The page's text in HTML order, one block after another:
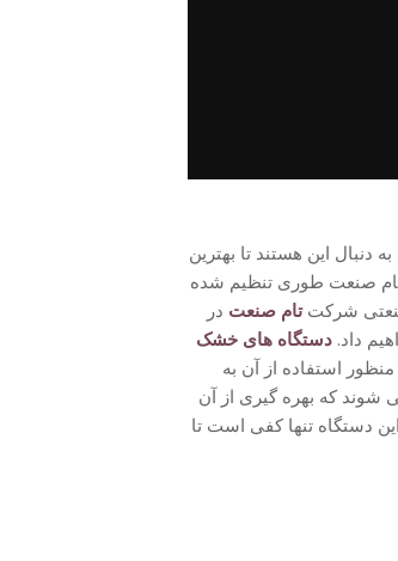
دنبال این هستند تا بهترین
تام صنعت طوری تنظیم شده
شرکت تام صنعت در
داد.دستگاه های خشک
استفاده از آن به
شوند که بهره گیری از آن
دستگاه تنها کفی است تا